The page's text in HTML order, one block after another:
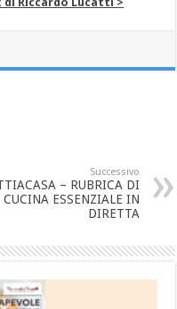
Successivo
– RUBRICA DI
CUCINA ESSENZIALE IN
DIRETTA